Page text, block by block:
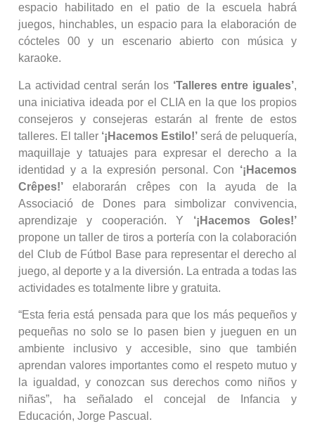
espacio habilitado en el patio de la escuela habrá
juegos, hinchables, un espacio para la elaboración de
cócteles 00 y un escenario abierto con música y
karaoke.
La actividad central serán los ‘Talleres entre iguales’,
una iniciativa ideada por el CLIA en la que los propios
consejeros y consejeras estarán al frente de estos
talleres. El taller ‘¡Hacemos Estilo!’ será de peluquería,
maquillaje y tatuajes para expresar el derecho a la
identidad y a la expresión personal. Con ‘¡Hacemos
Crêpes!’ elaborarán crêpes con la ayuda de la
Associació de Dones para simbolizar convivencia,
aprendizaje y cooperación. Y ‘¡Hacemos Goles!’
propone un taller de tiros a portería con la colaboración
del Club de Fútbol Base para representar el derecho al
juego, al deporte y a la diversión. La entrada a todas las
actividades es totalmente libre y gratuita.
“Esta feria está pensada para que los más pequeños y
pequeñas no solo se lo pasen bien y jueguen en un
ambiente inclusivo y accesible, sino que también
aprendan valores importantes como el respeto mutuo y
la igualdad, y conozcan sus derechos como niños y
niñas”, ha señalado el concejal de Infancia y
Educación, Jorge Pascual.